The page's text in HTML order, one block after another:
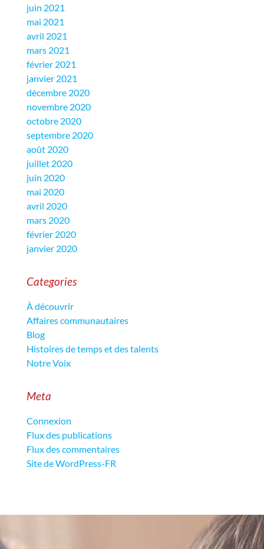
juin 2021
mai 2021
avril 2021
mars 2021
février 2021
janvier 2021
décembre 2020
novembre 2020
octobre 2020
septembre 2020
août 2020
juillet 2020
juin 2020
mai 2020
avril 2020
mars 2020
février 2020
janvier 2020
Categories
À découvrir
Affaires communautaires
Blog
Histoires de temps et des talents
Notre Voix
Meta
Connexion
Flux des publications
Flux des commentaires
Site de WordPress-FR